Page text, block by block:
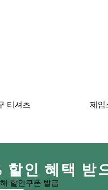
티셔츠 제임
할인 혜택 받
할인쿠폰 발급